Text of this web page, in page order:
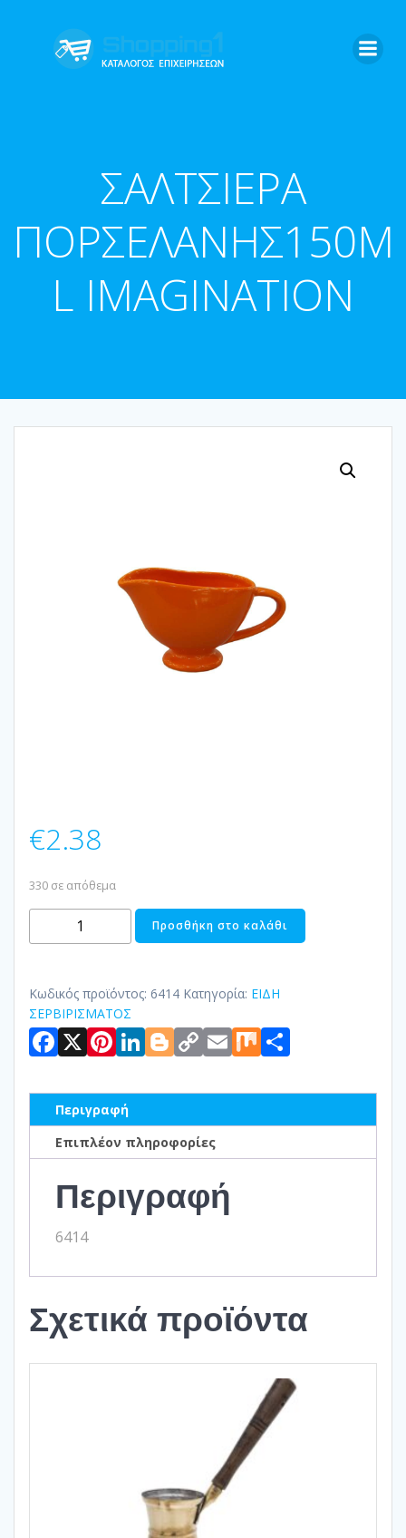
ΣΑΛΤΣΙΕΡΑ
ΠΟΡΣΕΛΑΝΗΣ150Μ
L IMAGINATION
€2.38
330 σε απόθεμα
ΣΑΛΤΣΙΕΡΑ
ΠΟΡΣΕΛΑΝΗΣ150ΜL
ποσότητα
Προσθήκη στο καλάθι
Κωδικός προϊόντος: 6414 Κατηγορία: ΕΙΔΗ
ΣΕΡΒΙΡΙΣΜΑΤΟΣ
Facebook
X Pinterest
LinkedIn
Blogger
Copy
Link
Email
Mix
Περιγραφή
Επιπλέον πληροφορίες
Περιγραφή
6414
Σχετικά προϊόντα